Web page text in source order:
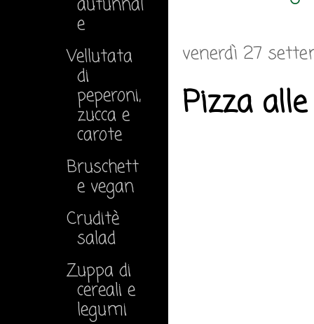
venerdì 27
Pizza
autunnal
e
Vellutata
di
peperoni,
zucca e
carote
Bruschett
e vegan
Cruditè
salad
Zuppa di
cereali e
legumi